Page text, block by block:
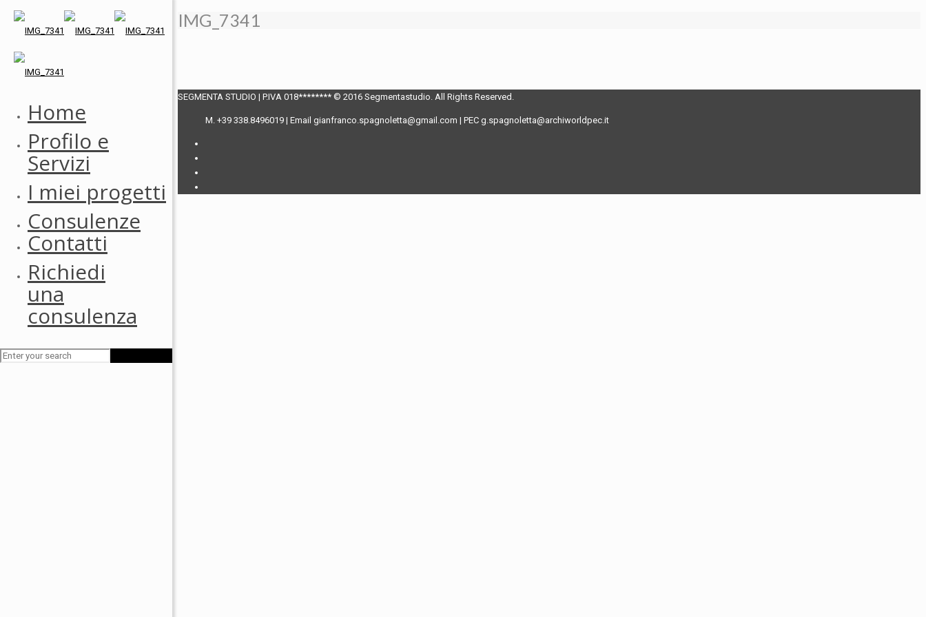
Home
Profilo e
Servizi
I miei progetti
Consulenze
Contatti
Richiedi
una
consulenza
IMG_7341
SEGMENTA STUDIO | P.IVA 018******** © 2016 Segmentastudio. All Rights Reserved.
M. +39 338.8496019 | Email gianfranco.spagnoletta@gmail.com | PEC g.spagnoletta@archiworldpec.it